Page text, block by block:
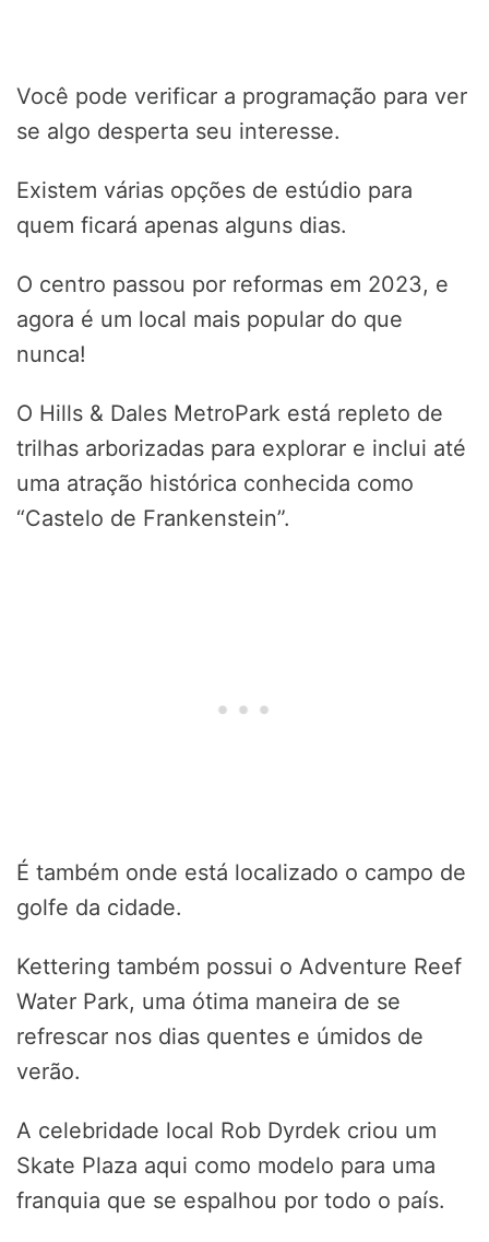
Você pode verificar a programação para ver
se algo desperta seu interesse.
Existem várias opções de estúdio para
quem ficará apenas alguns dias.
O centro passou por reformas em 2023, e
agora é um local mais popular do que
nunca!
O Hills & Dales MetroPark está repleto de
trilhas arborizadas para explorar e inclui até
uma atração histórica conhecida como
“Castelo de Frankenstein”.
É também onde está localizado o campo de
golfe da cidade.
Kettering também possui o Adventure Reef
Water Park, uma ótima maneira de se
refrescar nos dias quentes e úmidos de
verão.
A celebridade local Rob Dyrdek criou um
Skate Plaza aqui como modelo para uma
franquia que se espalhou por todo o país.